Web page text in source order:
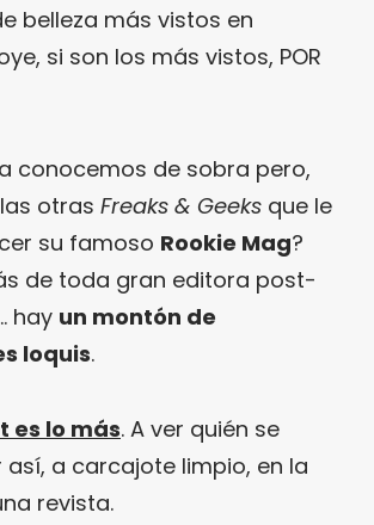
belleza más vistos en
si son los más vistos, POR
conocemos de sobra pero,
otras Freaks & Geeks que le
su famoso Rookie Mag?
de toda gran editora post-
hay un montón de
loquis.
es lo más. A ver quién se
así, a carcajote limpio, en la
revista.